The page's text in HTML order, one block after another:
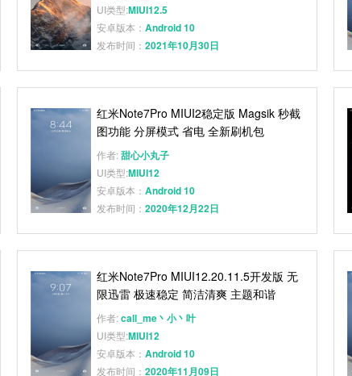
UI类型:MIUI12.5
安卓版本： Android 10
发布时间： 2021年10月30日
红米Note7Pro MIUI2稳定版 Magsik 秒截
图功能 分屏模式 省电 全新刷机包
作者:甜心小丸子
UI类型:MIUI12
安卓版本： Android 10
发布时间： 2020年12月22日
红米Note7Pro MIUI12.20.11.5开发版 无
限迅雷 极速稳定 简洁清爽 主题和谐
Magisk 秒截图
作者:call_me丶小丶叶
UI类型:MIUI12
安卓版本： Android 10
发布时间： 2020年11月09日